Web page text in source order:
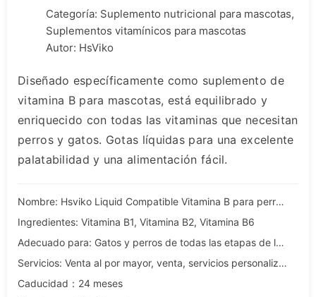
Categoría: Suplemento nutricional para mascotas,
Suplementos vitamínicos para mascotas
Autor: HsViko
Diseñado específicamente como suplemento de
vitamina B para mascotas, está equilibrado y
enriquecido con todas las vitaminas que necesitan
perros y gatos. Gotas líquidas para una excelente
palatabilidad y una alimentación fácil.
Nombre: Hsviko Liquid Compatible Vitamina B para perros y gatos
Ingredientes: Vitamina B1, Vitamina B2, Vitamina B6
Adecuado para: Gatos y perros de todas las etapas de la vida
Servicios: Venta al por mayor, venta, servicios personalizados, OEM y ODM.
Caducidad：24 meses